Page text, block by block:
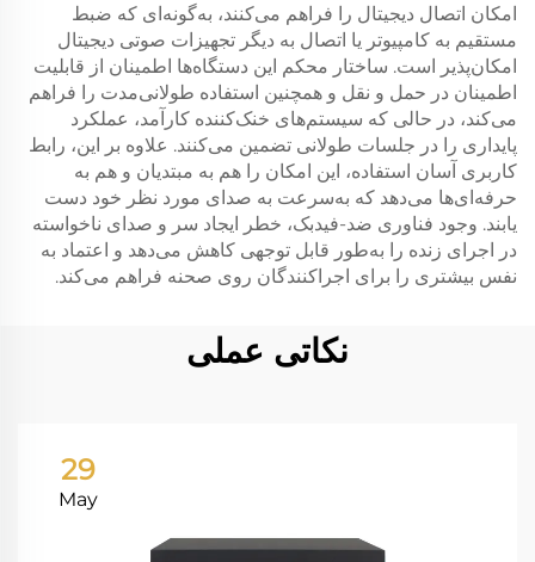
امکان اتصال دیجیتال را فراهم می‌کنند، به‌گونه‌ای که ضبط
مستقیم به کامپیوتر یا اتصال به دیگر تجهیزات صوتی دیجیتال
امکان‌پذیر است. ساختار محکم این دستگاه‌ها اطمینان از قابلیت
اطمینان در حمل و نقل و همچنین استفاده طولانی‌مدت را فراهم
می‌کند، در حالی که سیستم‌های خنک‌کننده کارآمد، عملکرد
پایداری را در جلسات طولانی تضمین می‌کنند. علاوه بر این، رابط
کاربری آسان استفاده، این امکان را هم به مبتدیان و هم به
حرفه‌ای‌ها می‌دهد که به‌سرعت به صدای مورد نظر خود دست
یابند. وجود فناوری ضد-فیدبک، خطر ایجاد سر و صدای ناخواسته
در اجرای زنده را به‌طور قابل توجهی کاهش می‌دهد و اعتماد به
نفس بیشتری را برای اجراکنندگان روی صحنه فراهم می‌کند.
نکاتی عملی
29
May